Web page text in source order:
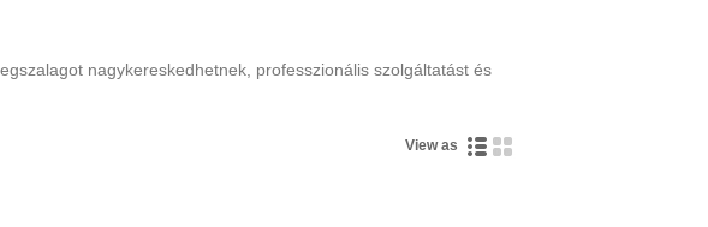
nagykereskedhetnek, professzionális szolgáltatást és
View as